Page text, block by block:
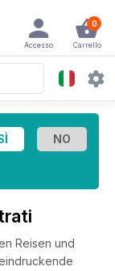
0
Carrello
Accesso
Reisen und